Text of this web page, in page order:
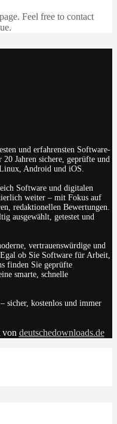
Feel free to contact
und erfahrensten Software-
Jahren sichere, geprüfte und
Android und iOS.
Software und digitalen
weiter – mit Fokus auf
redaktionellen Bewertungen.
ausgewählt, getestet und
vertrauenswürdige und
ob Sie Software für Arbeit,
finden Sie geprüfte
smarte, schnelle
sicher, kostenlos und immer
von deutschedownloads.de